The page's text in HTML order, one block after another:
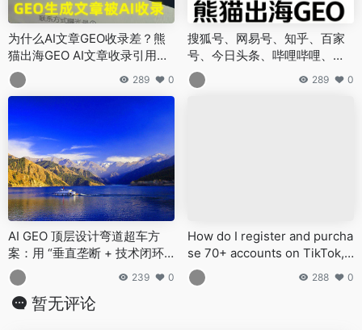
为什么AI文章GEO收录差？熊
猫出海GEO AI文章收录引用突
破1000万次？
289 0
搜狐号、网易号、知乎、百家
号、今日头条、哔哩哔哩、微
信公众号、CSDN、趣头条、
大鱼号、微博、简书、豆瓣100
289 0
AI GEO 顶层设计弯道超车方
案：用 “垂直垄断 + 技术闭环
+ 生态杠杆” 实现降维打击239 0
How do I register and purcha
se 70+ accounts on TikTok,
YouTube, Instagram, Facebo
ok, X, Reddit, Medium, and Li
288 0
暂无评论